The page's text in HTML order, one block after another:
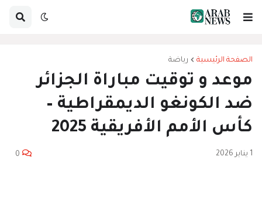
الصفحة الرئيسية رياضة
موعد و توقيت مباراة الجزائر
ضد الكونغو الديمقراطية –
كأس الأمم الأفريقية 2025
1 يناير 2026 0